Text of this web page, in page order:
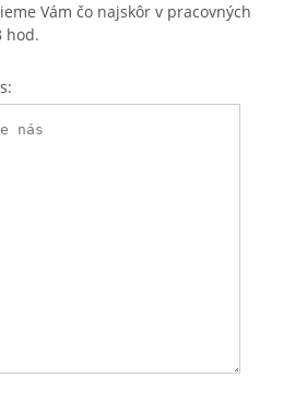
Vám čo najskôr v pracovných
hod.